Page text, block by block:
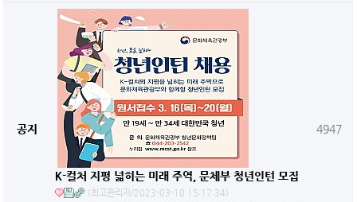
공지
K-컬처 지평 넓히는 미래 주역, 문체부 청년인턴 모집
(최고관리자/2023-03-10 15:17:34)
4947